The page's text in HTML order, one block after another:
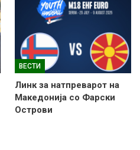
ВЕСТИ
Линк за натпреварот на
Македонија со Фарски
Острови